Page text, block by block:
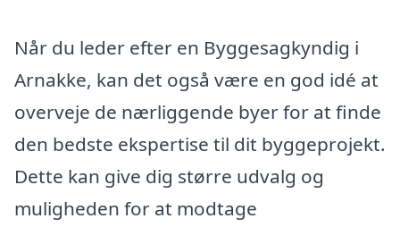
Når du leder efter en Byggesagkyndig i
Arnakke, kan det også være en god idé at
overveje de nærliggende byer for at finde
den bedste ekspertise til dit byggeprojekt.
Dette kan give dig større udvalg og
muligheden for at modtage